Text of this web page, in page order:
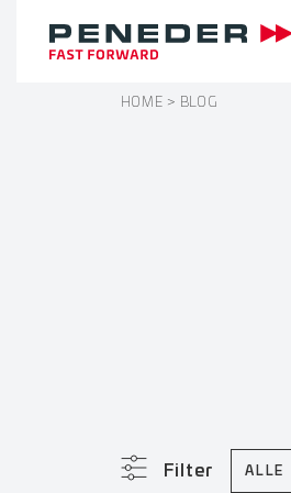
HOME BLOG
Filter ALLE